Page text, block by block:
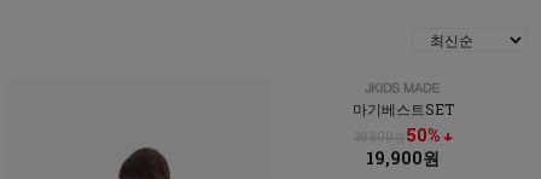
마기베스트SET
39,800원 50% ↓
19,900원